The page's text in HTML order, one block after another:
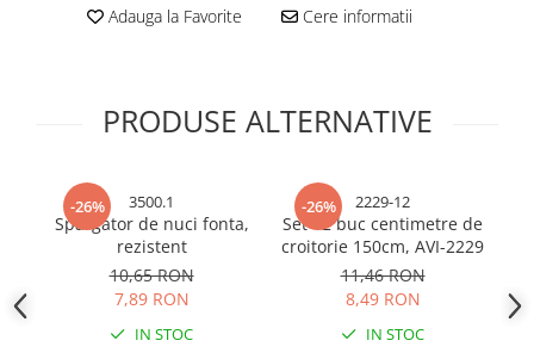
Cutii postale
Benzi LED
Accesorii corpuri de iluminat
Accesorii prelungitoare
Accesorii prize si intrerupatoare
Aplice fatada
Aplice si plafoniere
Adauga la Favorite Cere informatii
PRODUSE ALTERNATIVE
-26% 3500.1
Spargator de nuci fonta,
rezistent
10,65 RON
7,89 RON
IN STOC
-26% 2229-12
Set 12 buc centimetre de
croitorie 150cm, AVI-2229
11,46 RON
8,49 RON
IN STOC